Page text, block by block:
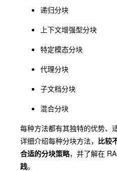
递归分块
上下文增强型分块
特定模态分块
代理分块
子文档分块
混合分块
每种方法都有其独特的优势、
详细介绍每种分块方法， 比较
合适的分块策略，并了解在
践。